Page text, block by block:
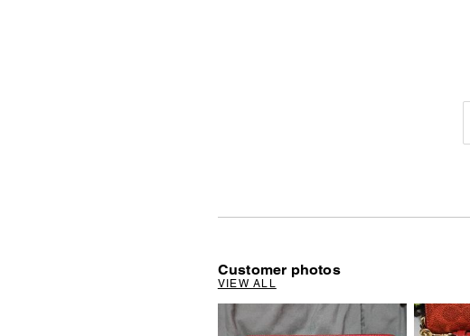
Customer photos
VIEW ALL